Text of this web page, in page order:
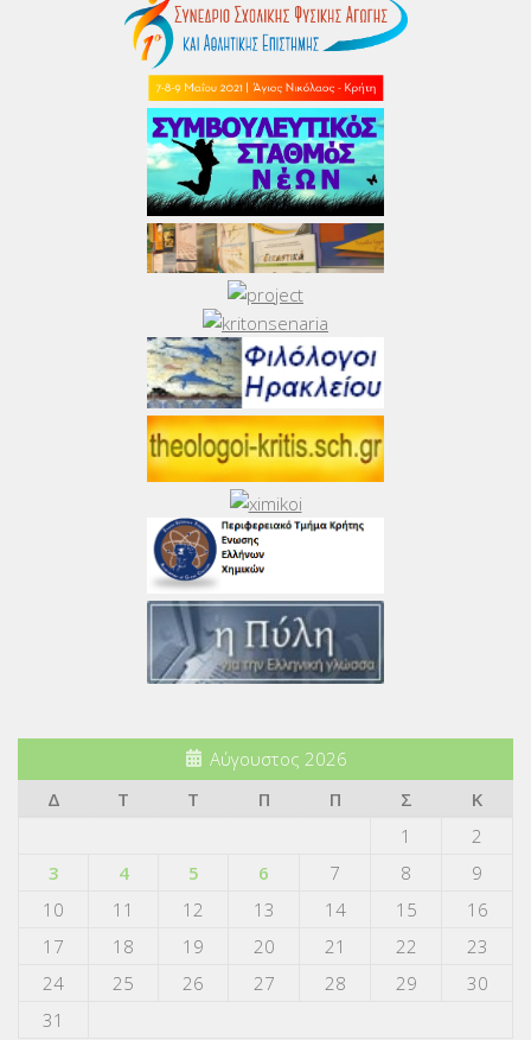
Αύγουστος 2026
Δ
Τ Τ Π Π Σ
Κ
1
2
3
4 5 6 7 8
9
10
11 12 13 14 15
16
17
18 19 20 21 22
23
24
25 26 27 28 29
30
31